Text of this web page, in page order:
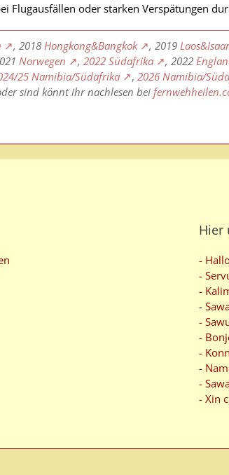
Flugausfällen oder starken Verspätungen
, 2018 Hongkong&Bangkok , 2019
Norwegen , 2022 Südafrika , 2022
25 Namibia/Südafrika , 2026 Namibia/
sind könnt ihr nachlesen bei
Hier
-
-
-
-
-
-
-
-
-
- Xin